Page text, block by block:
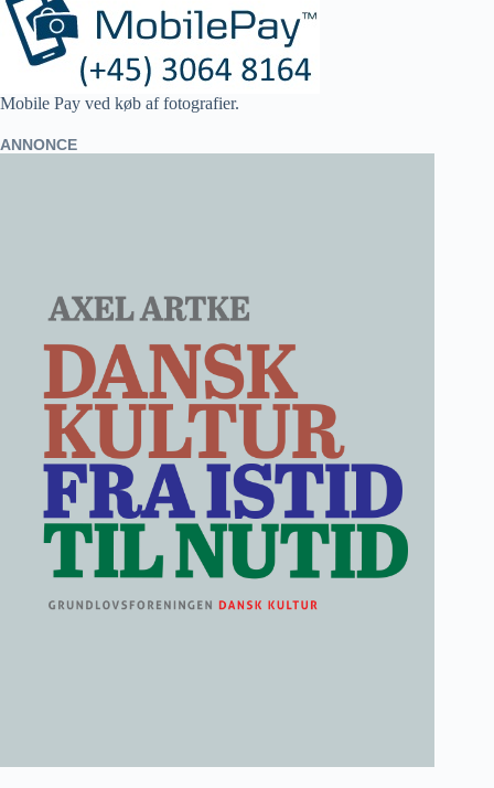
Mobile Pay ved køb af fotografier.
ANNONCE